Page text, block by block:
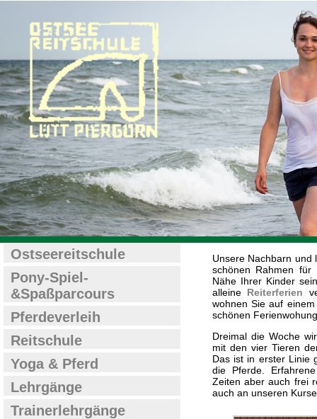
Ostseereitschule
Pony-Spiel-
&Spaßparcours
Pferdeverleih
Reitschule
Yoga & Pferd
Lehrgänge
Trainerlehrgänge
Unsere Nachbarn und
schönen Rahmen
Nähe Ihrer Kinder
alleine Reiterferien
wohnen Sie auf
schönen
Dreimal die Woche
mit den vier Tieren
Das ist in erster Linie
die Pferde.
Zeiten aber auch frei
auch an unseren